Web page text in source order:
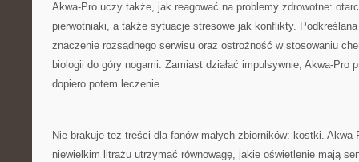
Akwa-Pro uczy także, jak reagować na problemy zdrowotne:
pierwotniaki, a także sytuacje stresowe jak konflikty.
znaczenie rozsądnego serwisu oraz ostrożność w stosowaniu
biologii do góry nogami. Zamiast działać impulsywnie, Akwa-Pro
dopiero potem leczenie.
Nie brakuje też treści dla fanów małych zbiorników: kostki.
niewielkim litrażu utrzymać równowagę, jakie oświetlenie mają